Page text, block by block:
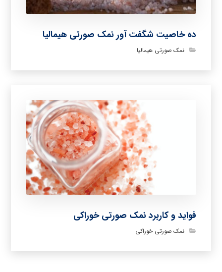
ده خاصیت شگفت آور نمک صورتی هیمالیا
نمک صورتی هیمالیا
فواید و کاربرد نمک صورتی خوراکی
نمک صورتی خوراکی